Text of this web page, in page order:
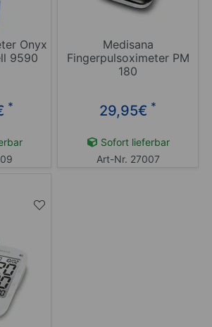
Onyx
9590
*
Medisana
Fingerpulsoximeter PM
180
29,95€ *
Sofort lieferbar
Art-Nr. 27007